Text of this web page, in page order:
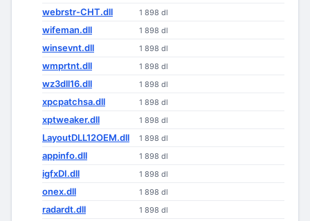
webrstr-CHT.dll 1 898 dl
wifeman.dll 1 898 dl
winsevnt.dll 1 898 dl
wmprtnt.dll 1 898 dl
wz3dll16.dll 1 898 dl
xpcpatchsa.dll 1 898 dl
xptweaker.dll 1 898 dl
LayoutDLL12OEM.dll 1 898 dl
appinfo.dll 1 898 dl
igfxDI.dll 1 898 dl
onex.dll 1 898 dl
radardt.dll 1 898 dl